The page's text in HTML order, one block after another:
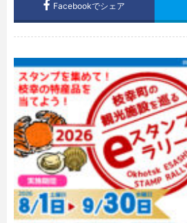
Facebookでシェア